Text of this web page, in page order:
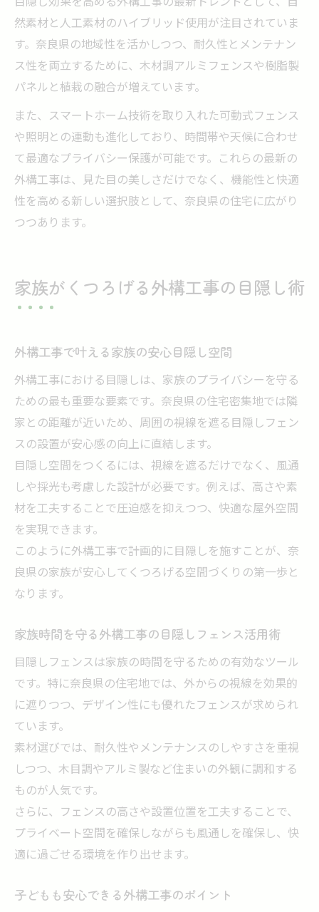
然素材と人工素材のハイブリッド使用が注目されていま
す。奈良県の地域性を活かしつつ、耐久性とメンテナン
ス性を両立するために、木材調アルミフェンスや樹脂製
パネルと植栽の融合が増えています。
また、スマートホーム技術を取り入れた可動式フェンス
や照明との連動も進化しており、時間帯や天候に合わせ
て最適なプライバシー保護が可能です。これらの最新の
外構工事は、見た目の美しさだけでなく、機能性と快適
性を高める新しい選択肢として、奈良県の住宅に広がり
つつあります。
家族がくつろげる外構工事の目隠し術
外構工事で叶える家族の安心目隠し空間
外構工事における目隠しは、家族のプライバシーを守る
ための最も重要な要素です。奈良県の住宅密集地では隣
家との距離が近いため、周囲の視線を遮る目隠しフェン
スの設置が安心感の向上に直結します。
目隠し空間をつくるには、視線を遮るだけでなく、風通
しや採光も考慮した設計が必要です。例えば、高さや素
材を工夫することで圧迫感を抑えつつ、快適な屋外空間
を実現できます。
このように外構工事で計画的に目隠しを施すことが、奈
良県の家族が安心してくつろげる空間づくりの第一歩と
なります。
家族時間を守る外構工事の目隠しフェンス活用術
目隠しフェンスは家族の時間を守るための有効なツール
です。特に奈良県の住宅地では、外からの視線を効果的
に遮りつつ、デザイン性にも優れたフェンスが求められ
ています。
素材選びでは、耐久性やメンテナンスのしやすさを重視
しつつ、木目調やアルミ製など住まいの外観に調和する
ものが人気です。
さらに、フェンスの高さや設置位置を工夫することで、
プライベート空間を確保しながらも風通しを確保し、快
適に過ごせる環境を作り出せます。
子どもも安心できる外構工事のポイント